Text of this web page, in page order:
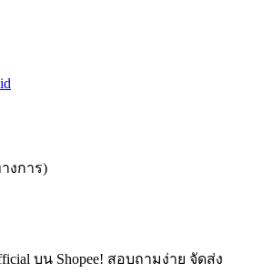
งการ)
บน Shopee! สอบถามง่าย จัดส่ง